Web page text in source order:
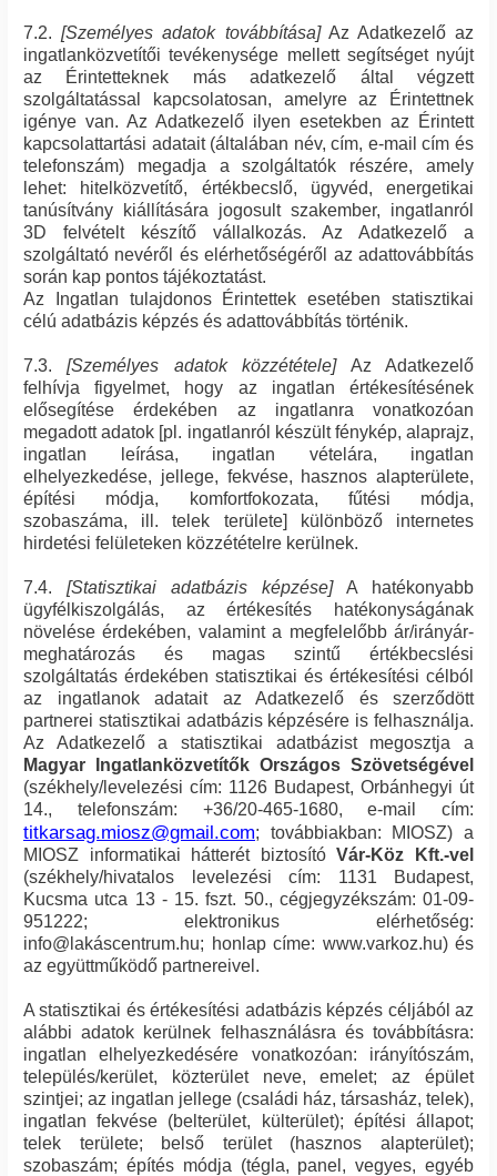
7.2.[Személyes adatok továbbítása]Az Adatkezelő az
ingatlanközvetítői tevékenysége mellett segítséget nyújt
az Érintetteknek más adatkezelő által végzett
szolgáltatással kapcsolatosan, amelyre az Érintettnek
igénye van. Az Adatkezelő ilyen esetekben az Érintett
kapcsolattartási adatait (általában név, cím, e-mail cím és
telefonszám) megadja a szolgáltatók részére, amely
lehet: hitelközvetítő, értékbecslő, ügyvéd, energetikai
tanúsítvány kiállítására jogosult szakember, ingatlanról
3D felvételt készítő vállalkozás. Az Adatkezelő a
szolgáltató nevéről és elérhetőségéről az adattovábbítás
során kap pontos tájékoztatást.
Az Ingatlan tulajdonos Érintettek esetében statisztikai
célú adatbázis képzés és adattovábbítás történik.
7.3.[Személyes adatok közzététele]Az Adatkezelő
felhívja figyelmet, hogy az ingatlan értékesítésének
elősegítése érdekében az ingatlanra vonatkozóan
megadott adatok [pl. ingatlanról készült fénykép, alaprajz,
ingatlan leírása, ingatlan vételára, ingatlan
elhelyezkedése, jellege, fekvése, hasznos alapterülete,
építési módja, komfortfokozata, fűtési módja,
szobaszáma, ill. telek területe] különböző internetes
hirdetési felületeken közzétételre kerülnek.
7.4. [Statisztikai adatbázis képzése]A hatékonyabb
ügyfélkiszolgálás, az értékesítés hatékonyságának
növelése érdekében, valamint a megfelelőbb ár/irányár-
meghatározás és magas szintű értékbecslési
szolgáltatás érdekében statisztikai és értékesítési célból
az ingatlanok adatait az Adatkezelő és szerződött
partnerei statisztikai adatbázis képzésére is felhasználja.
Az Adatkezelő a statisztikai adatbázist megosztja a
Magyar Ingatlanközvetítők Országos Szövetségével
(székhely/levelezési cím: 1126 Budapest, Orbánhegyi út
14., telefonszám: +36/20-465-1680, e-mail cím:
titkarsag.miosz@gmail.com; továbbiakban: MIOSZ) a
MIOSZ informatikai hátterét biztosítóVár-Köz Kft.-vel
(székhely/hivatalos levelezési cím: 1131 Budapest,
Kucsma utca 13 - 15. fszt. 50., cégjegyzékszám: 01-09-
951222; elektronikus elérhetőség:
info@lakáscentrum.hu; honlap címe: www.varkoz.hu) és
az együttműködő partnereivel.
A statisztikai és értékesítési adatbázis képzés céljából az
alábbi adatok kerülnek felhasználásra és továbbításra:
ingatlan elhelyezkedésére vonatkozóan: irányítószám,
település/kerület, közterület neve, emelet; az épület
szintjei; az ingatlan jellege (családi ház, társasház, telek),
ingatlan fekvése (belterület, külterület); építési állapot;
telek területe; belső terület (hasznos alapterület);
szobaszám; építés módja (tégla, panel, vegyes, egyéb